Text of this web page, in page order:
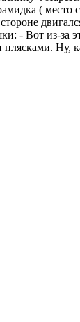
( место
- Вот из-за
плясками. Ну,